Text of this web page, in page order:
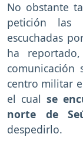
No obstante
petición las
escuchadas
ha
centro militar
el cual se
norte de
despedirlo.